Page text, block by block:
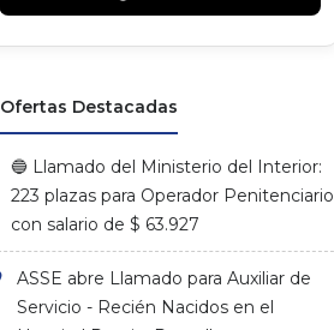
Ofertas Destacadas
🔵 Llamado del Ministerio del Interior:
223 plazas para Operador Penitenciario
con salario de $ 63.927
ASSE abre Llamado para Auxiliar de
Servicio - Recién Nacidos en el